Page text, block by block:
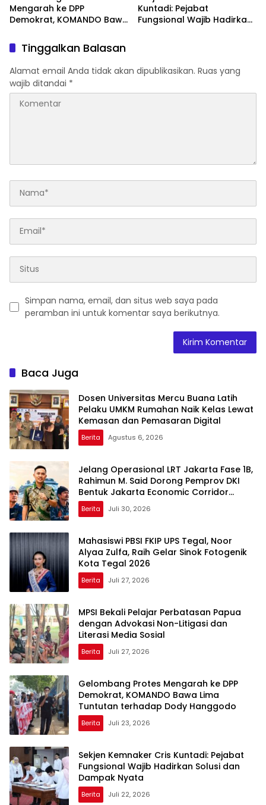
Mengarah ke DPP
Demokrat, KOMANDO Bawa
Dody Hanggodo
Kuntadi: Pejabat
Fungsional Wajib Hadirkan
Tinggalkan Balasan
Alamat email Anda tidak akan dipublikasikan. Ruas yang
wajib ditandai *
Simpan nama, email, dan situs web saya pada
peramban ini untuk komentar saya berikutnya.
Baca Juga
Dosen Universitas Mercu Buana Latih
Pelaku UMKM Rumahan Naik Kelas Lewat
Kemasan dan Pemasaran Digital
Berita Agustus 6, 2026
Jelang Operasional LRT Jakarta Fase 1B,
Rahimun M. Said Dorong Pemprov DKI
Bentuk Jakarta Economic Corridor
Initiative
Berita Juli 30, 2026
Mahasiswi PBSI FKIP UPS Tegal, Noor
Alyaa Zulfa, Raih Gelar Sinok Fotogenik
Kota Tegal 2026
Berita Juli 27, 2026
MPSI Bekali Pelajar Perbatasan Papua
dengan Advokasi Non-Litigasi dan
Literasi Media Sosial
Berita Juli 27, 2026
Gelombang Protes Mengarah ke DPP
Demokrat, KOMANDO Bawa Lima
Tuntutan terhadap Dody Hanggodo
Berita Juli 23, 2026
Sekjen Kemnaker Cris Kuntadi: Pejabat
Fungsional Wajib Hadirkan Solusi dan
Dampak Nyata
Berita Juli 22, 2026